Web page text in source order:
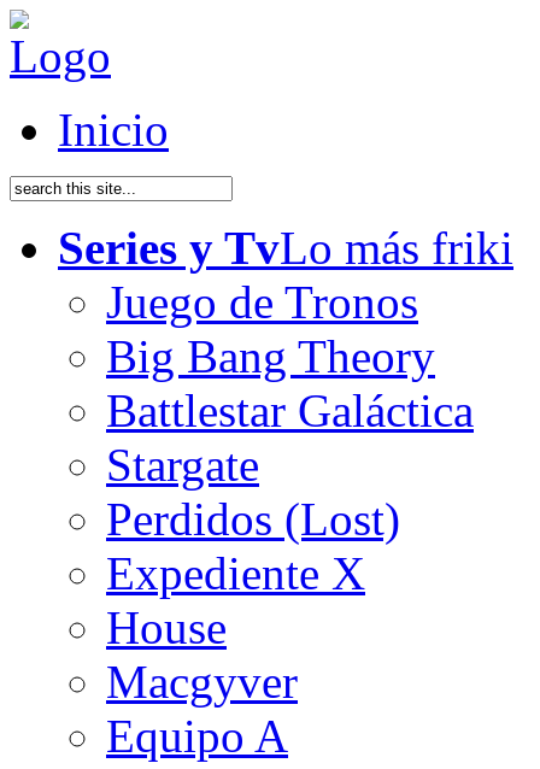
Inicio
Series y TvLo más friki
Juego de Tronos
Big Bang Theory
Battlestar Galáctica
Stargate
Perdidos (Lost)
Expediente X
House
Macgyver
Equipo A